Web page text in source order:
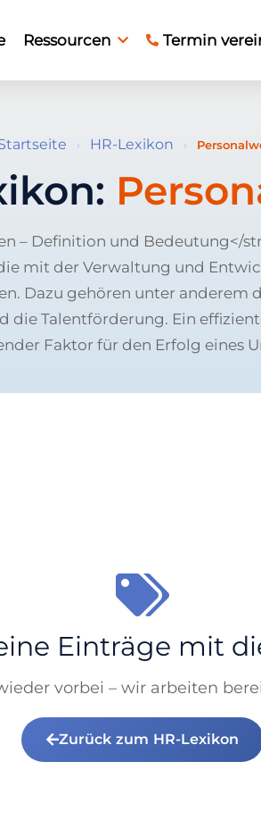
Ressourcen Termin
› HR-Lexikon ›
– Definition und Bedeutung</
mit der Verwaltung und
Dazu gehören unter anderem
die Talentförderung. Ein
Faktor für den Erfolg eines
Einträge mit
vorbei – wir arbeiten
Zurück zum HR-Lexikon